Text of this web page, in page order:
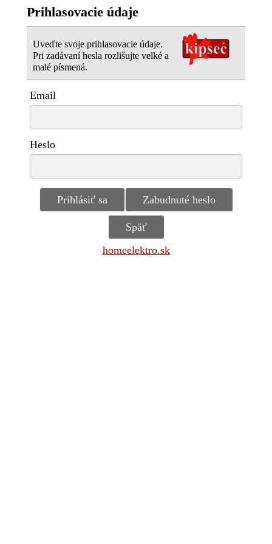
Prihlasovacie údaje
Uveďte svoje prihlasovacie údaje.
Pri zadávaní hesla rozlišujte velké a
malé písmená.
Email
Heslo
homeelektro.sk